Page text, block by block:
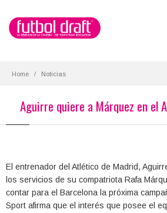
Home Noticias
Aguirre quiere a Márquez en el
El entrenador del Atlético de Madrid,
los servicios de su compatriota Rafa
contar para el Barcelona la próxima
Sport afirma que el interés que posee el